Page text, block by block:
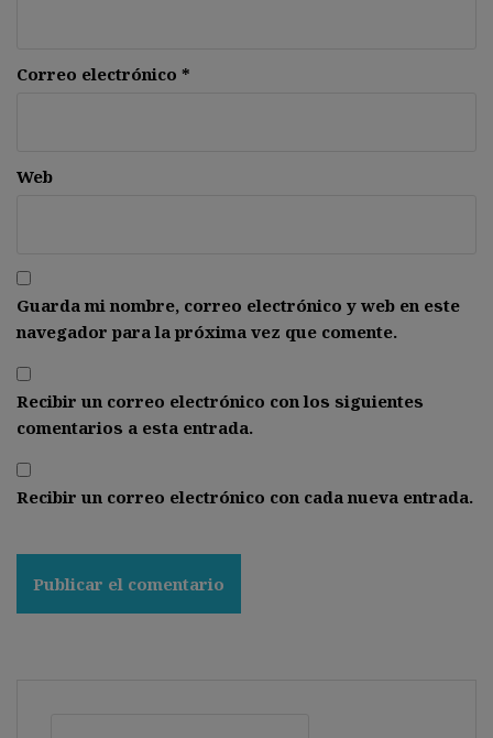
Correo electrónico *
Web
Guarda mi nombre, correo electrónico y web en este
navegador para la próxima vez que comente.
Recibir un correo electrónico con los siguientes
comentarios a esta entrada.
Recibir un correo electrónico con cada nueva entrada.